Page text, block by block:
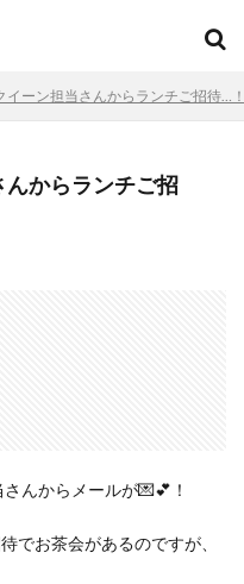
イーン担当さんからランチご招待…
からランチご招
んからメールが💌💕！
でお茶会があるのですが、